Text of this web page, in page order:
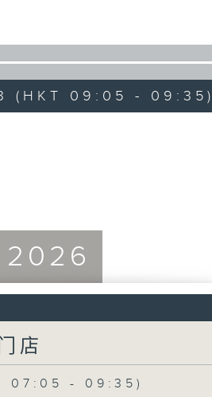
(HKT 09:05 - 09:35)
2026
店
07:05 - 09:35)